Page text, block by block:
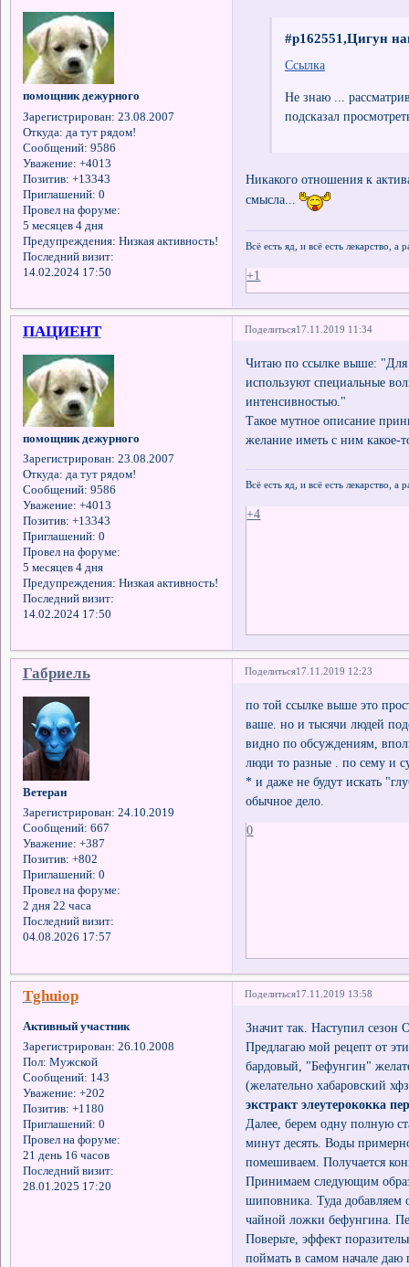
помощник дежурного
Зарегистрирован: 23.08.2007
Откуда: да тут рядом!
Сообщений: 9586
Уважение: +4013
Позитив: +13343
Приглашений: 0
Провел на форуме:
5 месяцев 4 дня
Предупреждения: Низкая активность!
Последний визит:
14.02.2024 17:50
#p162551,Цигун
Ссылка
Не знаю ...
подсказал
Никакого отношения к
смысла...
Всё есть яд, и всё есть лекарство,
+1
Поделиться17.11.2019 11:34
ПАЦИЕНТ
помощник дежурного
Зарегистрирован: 23.08.2007
Откуда: да тут рядом!
Сообщений: 9586
Уважение: +4013
Позитив: +13343
Приглашений: 0
Провел на форуме:
5 месяцев 4 дня
Предупреждения: Низкая активность!
Последний визит:
14.02.2024 17:50
Читаю по ссылке выше: "Для
используют специальные
интенсивностью."
Такое мутное описание
желание иметь с ним какое-
Всё есть яд, и всё есть лекарство,
+4
Поделиться17.11.2019 12:23
Габриель
Ветеран
Зарегистрирован: 24.10.2019
Сообщений: 667
Уважение: +387
Позитив: +802
Приглашений: 0
Провел на форуме:
2 дня 22 часа
Последний визит:
04.08.2026 17:57
по той ссылке выше это
ваше. но и тысячи людей
видно по обсуждениям,
люди то разные . по сему и
* и даже не будут искать
обычное дело.
0
Поделиться17.11.2019 13:58
Tghuiop
Активный участник
Зарегистрирован: 26.10.2008
Пол: Мужской
Сообщений: 143
Уважение: +202
Позитив: +1180
Приглашений: 0
Провел на форуме:
21 день 16 часов
Последний визит:
28.01.2025 17:20
Значит так. Наступил
Предлагаю мой рецепт от
бардовый, "Бефунгин"
(желательно хабаровский
экстракт элеутерококка
Далее, берем одну полную
минут десять. Воды
помешиваем. Получается
Принимаем следующим
шиповника. Туда добавляем
чайной ложки бефунгина.
Поверьте, эффект
поймать в самом начале даю